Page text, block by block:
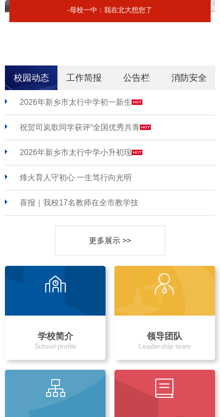
-母校一中：我在北大想您了
校园动态 工作简报 公告栏 消防安全
2026年新乡市太行中学初一新生
祝贺司岚歌同学获评“全国优秀共青
2026年新乡市太行中学小升初现
烽火育人守初心 一生笃行向光明
喜报｜我校17名教师在全市教学技
更多展示 >>
学校简介
School profile
领导团队
Leadership team